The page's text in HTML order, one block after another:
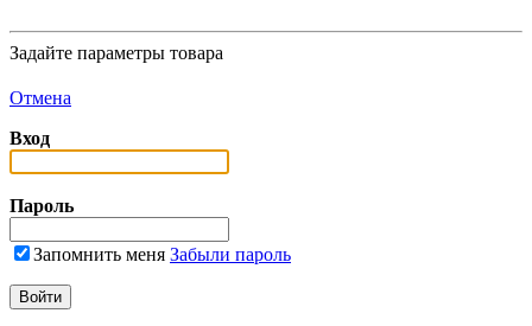
Задайте параметры товара
Отмена
Вход
Пароль
Запомнить меня Забыли пароль